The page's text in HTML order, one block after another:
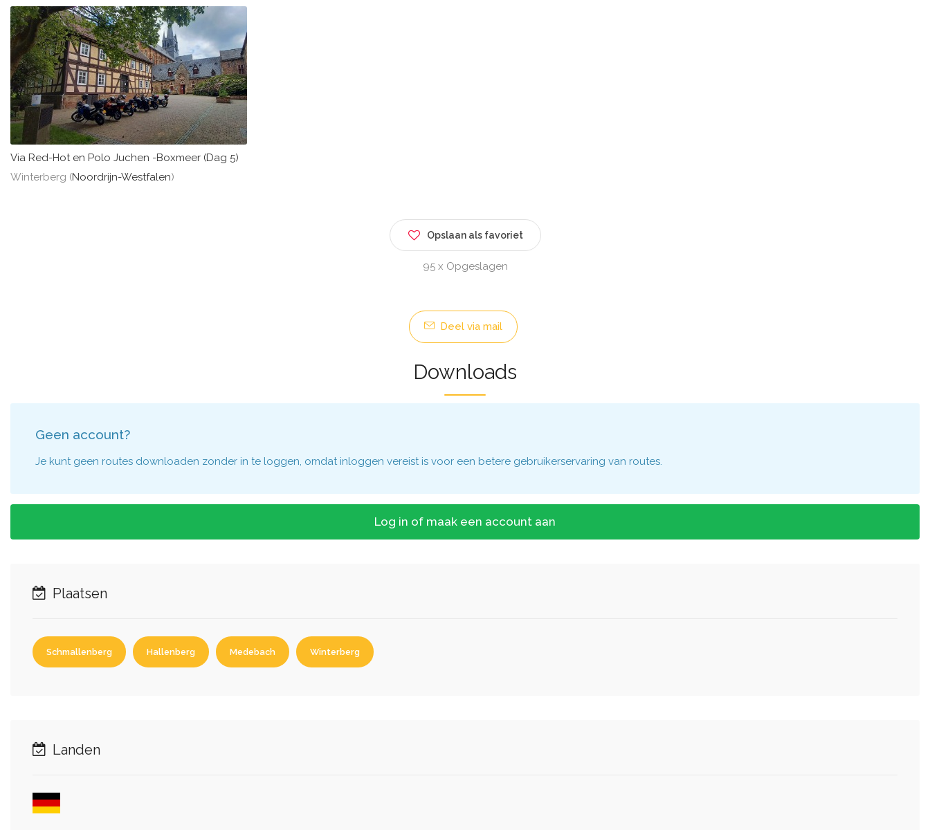
Via Red-Hot en Polo Juchen -Boxmeer (Dag 5)
Winterberg (Noordrijn-Westfalen)
Opslaan als favoriet
95 x Opgeslagen
Deel via mail
Downloads
Geen account?
Je kunt geen routes downloaden zonder in te loggen, omdat inloggen vereist is voor een betere gebruikerservaring van routes.
Log in of maak een account aan
Plaatsen
Schmallenberg Hallenberg Medebach Winterberg
Landen